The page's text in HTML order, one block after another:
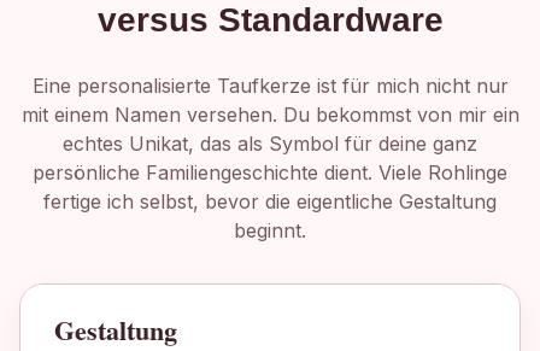
versus Standardware
Eine personalisierte Taufkerze ist für mich nicht nur
mit einem Namen versehen. Du bekommst von mir ein
echtes Unikat, das als Symbol für deine ganz
persönliche Familiengeschichte dient. Viele Rohlinge
fertige ich selbst, bevor die eigentliche Gestaltung
beginnt.
Gestaltung